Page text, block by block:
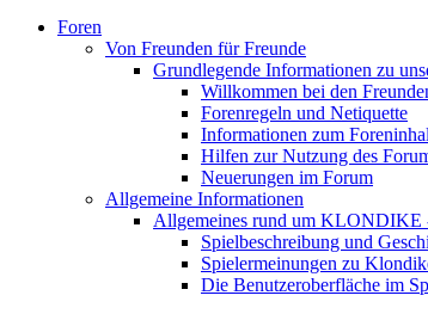
Foren
Von Freunden für Freunde
Grundlegende Informationen zu
Willkommen bei den
Forenregeln und Netiquette
Informationen zum
Hilfen zur Nutzung des
Neuerungen im Forum
Allgemeine Informationen
Allgemeines rund um
Spielbeschreibung und
Spielermeinungen zu
Die Benutzeroberfläche im